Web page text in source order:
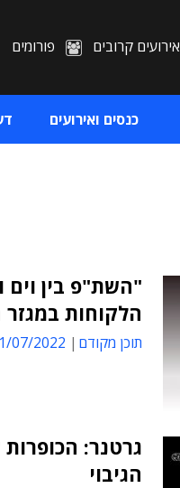
אירועים קרובים פורומים
כנסים ואירועים
"השת"פ בין
הלקוחות במגזר
תוכן מקודם 07/2022 11:48
גרטנר:
הגיבוי